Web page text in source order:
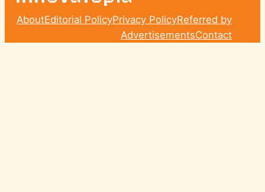
AboutEditorial PolicyPrivacy PolicyReferred by
AdvertisementsContact